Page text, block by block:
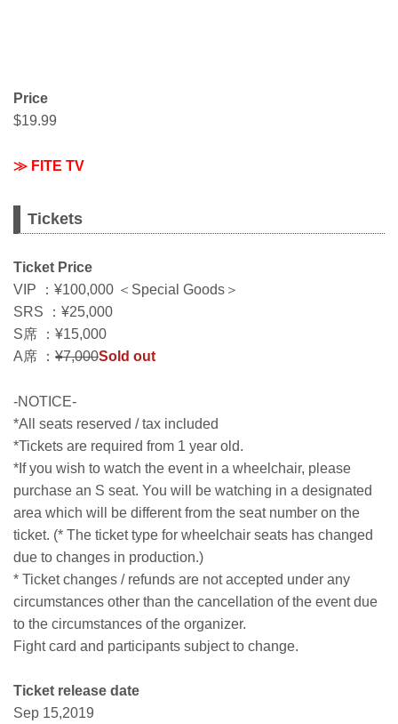
Price
$19.99
≫ FITE TV
Tickets
Ticket Price
VIP ：¥100,000 ＜Special Goods＞
SRS ：¥25,000
S席 ：¥15,000
A席 ： ¥7,000Sold out
-NOTICE-
*All seats reserved / tax included
*Tickets are required from 1 year old.
*If you wish to watch the event in a wheelchair, please
purchase an S seat. You will be watching in a designated
area which will be different from the seat number on the
ticket. (* The ticket type for wheelchair seats has changed
due to changes in production.)
* Ticket changes / refunds are not accepted under any
circumstances other than the cancellation of the event due
to the circumstances of the organizer.
Fight card and participants subject to change.
Ticket release date
Sep 15,2019